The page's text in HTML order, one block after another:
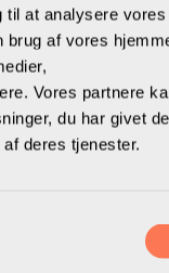
til at analysere vores
brug af vores
Vores partnere
du har givet
deres tjenester.
de gerne ser
er det tid